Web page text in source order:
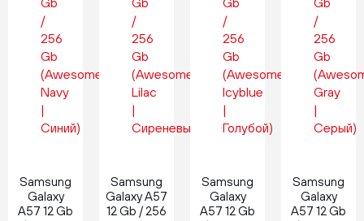
Samsung
Galaxy
A57 12 Gb
Samsung
Galaxy A57
12 Gb / 256
Samsung
Galaxy
A57 12 Gb
Samsung
Galaxy
A57 12 Gb